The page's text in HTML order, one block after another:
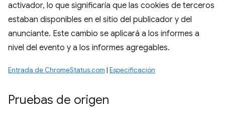
activador, lo que significaría que las cookies de terceros
estaban disponibles en el sitio del publicador y del
anunciante. Este cambio se aplicará a los informes a
nivel del evento y a los informes agregables.
Entrada de ChromeStatus.com | Especificación
Pruebas de origen